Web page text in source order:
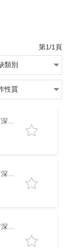
第1/1頁
坑區
坑區
坑區